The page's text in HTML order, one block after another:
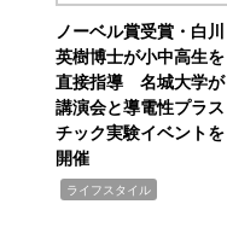
ノーベル賞受賞・白川
英樹博士が小中高生を
直接指導 名城大学が
講演会と導電性プラス
チック実験イベントを
開催
ライフスタイル